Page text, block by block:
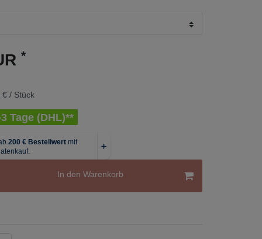
*
/ Stück
Tage (DHL)**
In den Warenkorb